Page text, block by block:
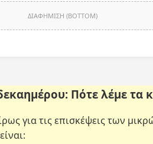
ΔΙΑΦΗΜΙΣΗ (BOTTOM)
Πότε λέμε τα
για τις επισκέψεις των